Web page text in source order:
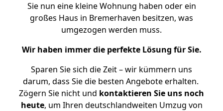
Sie nun eine kleine Wohnung haben oder ein
großes Haus in Bremerhaven besitzen, was
umgezogen werden muss.
Wir haben immer die perfekte Lösung für Sie.
Sparen Sie sich die Zeit – wir kümmern uns
darum, dass Sie die besten Angebote erhalten.
Zögern Sie nicht und kontaktieren Sie uns noch
heute, um Ihren deutschlandweiten Umzug von